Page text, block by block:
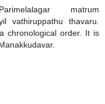
matrum
vathiruppathu thavaru.
chronological order. It is